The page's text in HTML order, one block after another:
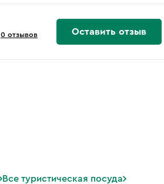
0 отзывов Оставить отзыв
Все туристическая посуда